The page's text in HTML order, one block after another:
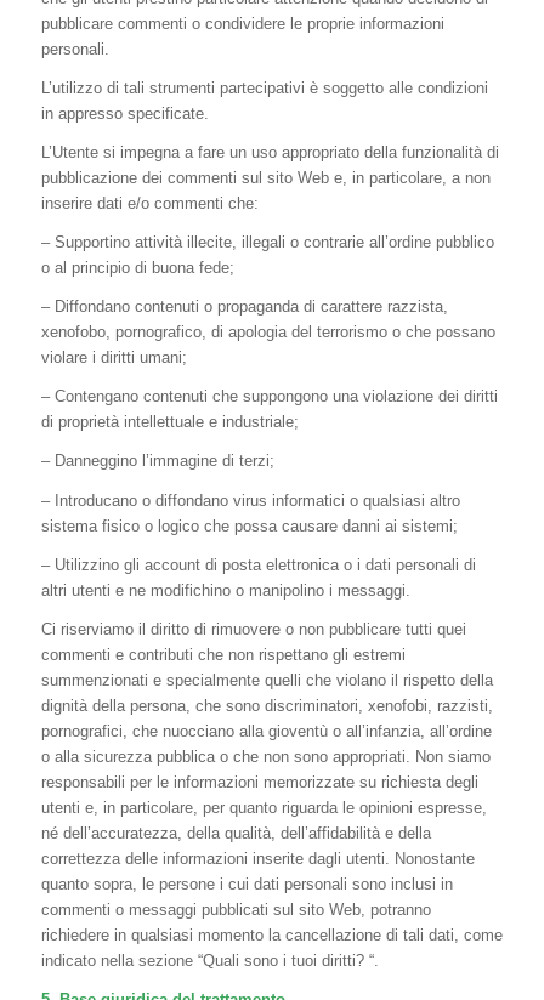
pubblicare commenti o condividere le proprie informazioni
personali.
L’utilizzo di tali strumenti partecipativi è soggetto alle condizioni
in appresso specificate.
L’Utente si impegna a fare un uso appropriato della funzionalità di
pubblicazione dei commenti sul sito Web e, in particolare, a non
inserire dati e/o commenti che:
– Supportino attività illecite, illegali o contrarie all’ordine pubblico
o al principio di buona fede;
– Diffondano contenuti o propaganda di carattere razzista,
xenofobo, pornografico, di apologia del terrorismo o che possano
violare i diritti umani;
– Contengano contenuti che suppongono una violazione dei diritti
di proprietà intellettuale e industriale;
– Danneggino l’immagine di terzi;
– Introducano o diffondano virus informatici o qualsiasi altro
sistema fisico o logico che possa causare danni ai sistemi;
– Utilizzino gli account di posta elettronica o i dati personali di
altri utenti e ne modifichino o manipolino i messaggi.
Ci riserviamo il diritto di rimuovere o non pubblicare tutti quei
commenti e contributi che non rispettano gli estremi
summenzionati e specialmente quelli che violano il rispetto della
dignità della persona, che sono discriminatori, xenofobi, razzisti,
pornografici, che nuocciano alla gioventù o all’infanzia, all’ordine
o alla sicurezza pubblica o che non sono appropriati. Non siamo
responsabili per le informazioni memorizzate su richiesta degli
utenti e, in particolare, per quanto riguarda le opinioni espresse,
né dell’accuratezza, della qualità, dell’affidabilità e della
correttezza delle informazioni inserite dagli utenti. Nonostante
quanto sopra, le persone i cui dati personali sono inclusi in
commenti o messaggi pubblicati sul sito Web, potranno
richiedere in qualsiasi momento la cancellazione di tali dati, come
indicato nella sezione “Quali sono i tuoi diritti? “.